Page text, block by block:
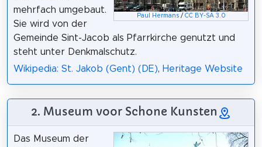
Paul Hermans/ CC BY-SA 3.0
mehrfach umgebaut.
Sie wird von der
Gemeinde Sint-Jacob als Pfarrkirche genutzt und
steht unter Denkmalschutz.
Wikipedia: St. Jakob (Gent) (DE), Heritage Website
2. Museum voor Schone Kunsten
Das Museum der